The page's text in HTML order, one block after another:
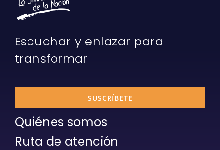
Escuchar y enlazar para
transformar
SUSCRÍBETE
Quiénes somos
Ruta de atención